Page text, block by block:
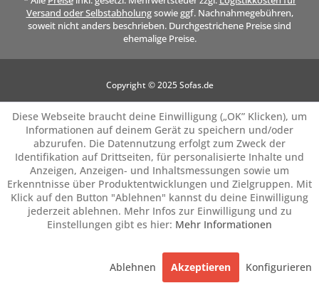
Versand oder Selbstabholungsowie ggf. Nachnahmegebühren,
soweit nicht anders beschrieben. Durchgestrichene Preise sind
ehemalige Preise.
Copyright © 2025 Sofas.de
Diese Webseite braucht deine Einwilligung („OK” Klicken), um
Informationen auf deinem Gerät zu speichern und/oder
abzurufen. Die Datennutzung erfolgt zum Zweck der
Identifikation auf Drittseiten, für personalisierte Inhalte und
Anzeigen, Anzeigen- und Inhaltsmessungen sowie um
Erkenntnisse über Produktentwicklungen und Zielgruppen. Mit
Klick auf den Button "Ablehnen" kannst du deine Einwilligung
jederzeit ablehnen. Mehr Infos zur Einwilligung und zu
Einstellungen gibt es hier: Mehr Informationen
Ablehnen Akzeptieren Konfigurieren